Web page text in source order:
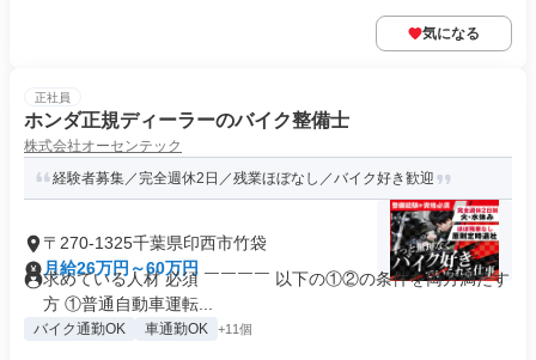
気になる
正社員
ホンダ正規ディーラーのバイク整備士
株式会社オーセンテック
経験者募集／完全週休2日／残業ほぼなし／バイク好き歓迎
〒270-1325千葉県印西市竹袋
月給26万円～60万円
求めている人材 必須 ￣￣￣￣ 以下の①②の条件を両方満たす
方 ①普通自動車運転...
バイク通勤OK 車通勤OK +11個